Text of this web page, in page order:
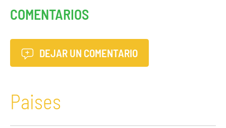
COMENTARIOS
DEJAR UN COMENTARIO
Paises